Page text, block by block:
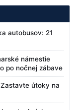
autobusov: 21
námestie
po nočnej zábave
útoky na